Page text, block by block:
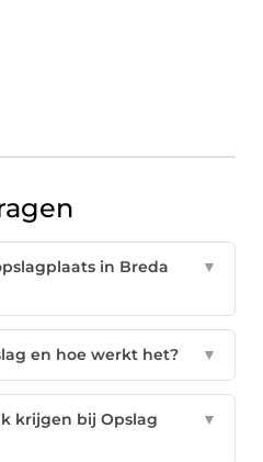
in Breda
▼
en hoe werkt het? ▼
krijgen bij Opslag
▼